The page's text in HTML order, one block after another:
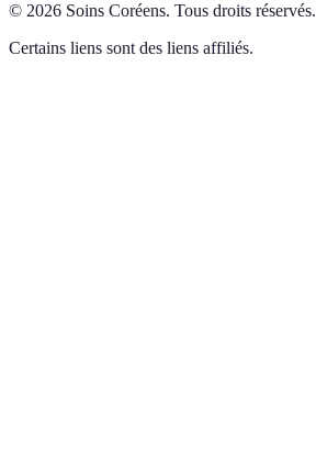
© 2026 Soins Coréens. Tous droits réservés.
Certains liens sont des liens affiliés.